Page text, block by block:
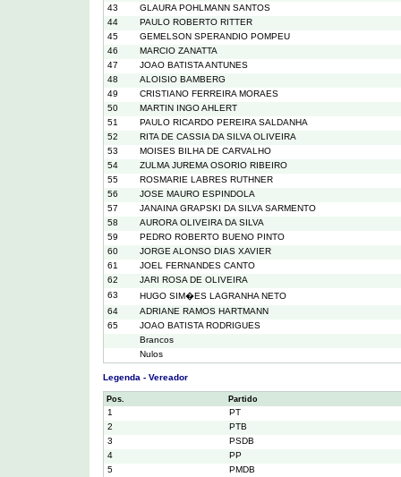
43
GLAURA POHLMANN SANTOS
44
PAULO ROBERTO RITTER
45
GEMELSON SPERANDIO POMPEU
46
MARCIO ZANATTA
47
JOAO BATISTA ANTUNES
48
ALOISIO BAMBERG
49
CRISTIANO FERREIRA MORAES
50
MARTIN INGO AHLERT
51
PAULO RICARDO PEREIRA SALDANHA
52
RITA DE CASSIA DA SILVA OLIVEIRA
53
MOISES BILHA DE CARVALHO
54
ZULMA JUREMA OSORIO RIBEIRO
55
ROSMARIE LABRES RUTHNER
56
JOSE MAURO ESPINDOLA
57
JANAINA GRAPSKI DA SILVA SARMENTO
58
AURORA OLIVEIRA DA SILVA
59
PEDRO ROBERTO BUENO PINTO
60
JORGE ALONSO DIAS XAVIER
61
JOEL FERNANDES CANTO
62
JARI ROSA DE OLIVEIRA
63
HUGO SIM�ES LAGRANHA NETO
64
ADRIANE RAMOS HARTMANN
65
JOAO BATISTA RODRIGUES
Brancos
Nulos
Legenda - Vereador
Pos. Partido
1
PT
2
PTB
3
PSDB
4
PP
5
PMDB